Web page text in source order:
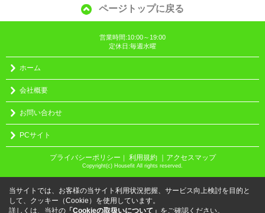
ページトップに戻る
営業時間:10:00～19:00
定休日:毎週水曜
ホーム
会社概要
お問い合わせ
PCサイト
プライバシーポリシー 利用規約 ｜アクセスマップ
Copyright(c) Housefit All rights reserved.
当サイトでは、お客様の当サイト利用状況把握、サービス向上検討を目的と
して、クッキー（Cookie）を使用しています。
詳しくは、当社の 「Cookieの取扱いについて」 をご確認ください。